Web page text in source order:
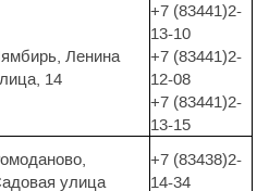
Ленина
14
+7 (83441)2-
13-10
+7 (83441)2-
12-08
+7 (83441)2-
13-15
улица
+7 (83438)2-
14-34